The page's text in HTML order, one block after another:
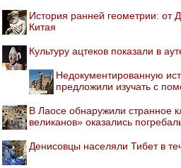
История ранней геометрии: от
Китая
Культуру ацтеков показали в
Недокументированную
предложили изучать с
В Лаосе обнаружили странное
великанов» оказались
Денисовцы населяли Тибет в